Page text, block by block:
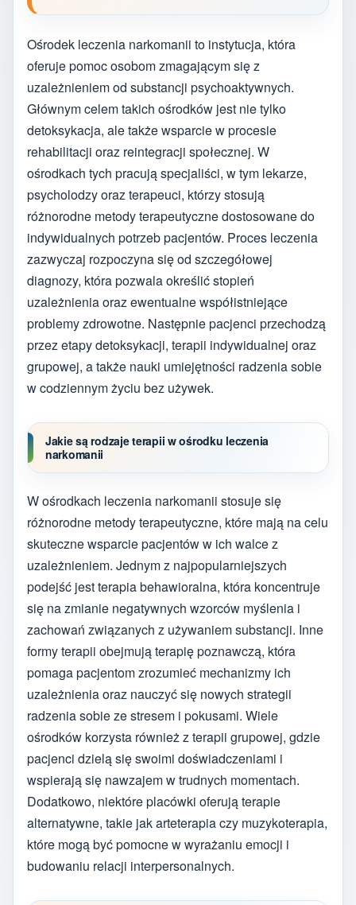
Ośrodek leczenia narkomanii to instytucja, która
oferuje pomoc osobom zmagającym się z
uzależnieniem od substancji psychoaktywnych.
Głównym celem takich ośrodków jest nie tylko
detoksykacja, ale także wsparcie w procesie
rehabilitacji oraz reintegracji społecznej. W
ośrodkach tych pracują specjaliści, w tym lekarze,
psycholodzy oraz terapeuci, którzy stosują
różnorodne metody terapeutyczne dostosowane do
indywidualnych potrzeb pacjentów. Proces leczenia
zazwyczaj rozpoczyna się od szczegółowej
diagnozy, która pozwala określić stopień
uzależnienia oraz ewentualne współistniejące
problemy zdrowotne. Następnie pacjenci przechodzą
przez etapy detoksykacji, terapii indywidualnej oraz
grupowej, a także nauki umiejętności radzenia sobie
w codziennym życiu bez używek.
Jakie są rodzaje terapii w ośrodku leczenia
narkomanii
W ośrodkach leczenia narkomanii stosuje się
różnorodne metody terapeutyczne, które mają na celu
skuteczne wsparcie pacjentów w ich walce z
uzależnieniem. Jednym z najpopularniejszych
podejść jest terapia behawioralna, która koncentruje
się na zmianie negatywnych wzorców myślenia i
zachowań związanych z używaniem substancji. Inne
formy terapii obejmują terapię poznawczą, która
pomaga pacjentom zrozumieć mechanizmy ich
uzależnienia oraz nauczyć się nowych strategii
radzenia sobie ze stresem i pokusami. Wiele
ośrodków korzysta również z terapii grupowej, gdzie
pacjenci dzielą się swoimi doświadczeniami i
wspierają się nawzajem w trudnych momentach.
Dodatkowo, niektóre placówki oferują terapie
alternatywne, takie jak arteterapia czy muzykoterapia,
które mogą być pomocne w wyrażaniu emocji i
budowaniu relacji interpersonalnych.